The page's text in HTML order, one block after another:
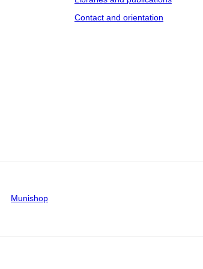
Contact and orientation
Munishop